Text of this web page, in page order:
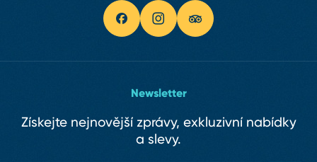
Newsletter
Získejte nejnovější zprávy, exkluzivní nabídky
a slevy.